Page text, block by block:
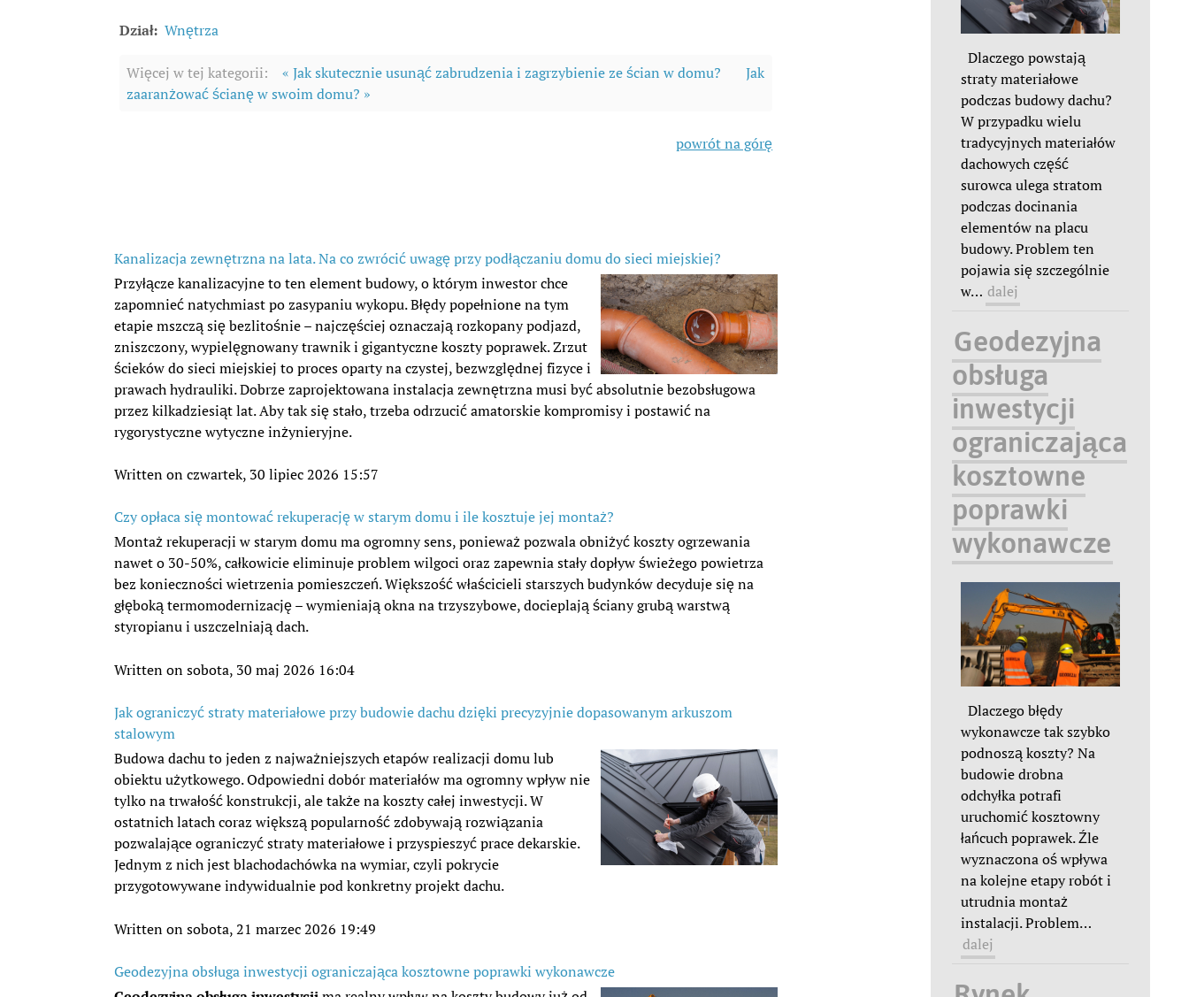
Dział: Wnętrza
Więcej w tej kategorii: « Jak skutecznie usunąć zabrudzenia i zagrzybienie ze ścian w domu?
Jak
zaaranżować ścianę w swoim domu? »
powrót na górę
Kanalizacja zewnętrzna na lata. Na co zwrócić uwagę przy podłączaniu domu do sieci miejskiej?
Przyłącze kanalizacyjne to ten element budowy, o którym inwestor chce
zapomnieć natychmiast po zasypaniu wykopu. Błędy popełnione na tym
etapie mszczą się bezlitośnie – najczęściej oznaczają rozkopany podjazd,
zniszczony, wypielęgnowany trawnik i gigantyczne koszty poprawek. Zrzut
ścieków do sieci miejskiej to proces oparty na czystej, bezwzględnej fizyce i
prawach hydrauliki. Dobrze zaprojektowana instalacja zewnętrzna musi być absolutnie bezobsługowa
przez kilkadziesiąt lat. Aby tak się stało, trzeba odrzucić amatorskie kompromisy i postawić na
rygorystyczne wytyczne inżynieryjne.
Written on czwartek, 30 lipiec 2026 15:57
Czy opłaca się montować rekuperację w starym domu i ile kosztuje jej montaż?
Montaż rekuperacji w starym domu ma ogromny sens, ponieważ pozwala obniżyć koszty ogrzewania
nawet o 30-50%, całkowicie eliminuje problem wilgoci oraz zapewnia stały dopływ świeżego powietrza
bez konieczności wietrzenia pomieszczeń. Większość właścicieli starszych budynków decyduje się na
głęboką termomodernizację – wymieniają okna na trzyszybowe, docieplają ściany grubą warstwą
styropianu i uszczelniają dach.
Written on sobota, 30 maj 2026 16:04
Jak ograniczyć straty materiałowe przy budowie dachu dzięki precyzyjnie dopasowanym arkuszom
stalowym
Budowa dachu to jeden z najważniejszych etapów realizacji domu lub
obiektu użytkowego. Odpowiedni dobór materiałów ma ogromny wpływ nie
tylko na trwałość konstrukcji, ale także na koszty całej inwestycji. W
ostatnich latach coraz większą popularność zdobywają rozwiązania
pozwalające ograniczyć straty materiałowe i przyspieszyć prace dekarskie.
Jednym z nich jest blachodachówka na wymiar, czyli pokrycie
przygotowywane indywidualnie pod konkretny projekt dachu.
Written on sobota, 21 marzec 2026 19:49
Geodezyjna obsługa inwestycji ograniczająca kosztowne poprawki wykonawcze
Dlaczego powstają
straty materiałowe
podczas budowy dachu?
W przypadku wielu
tradycyjnych materiałów
dachowych część
surowca ulega stratom
podczas docinania
elementów na placu
budowy. Problem ten
pojawia się szczególnie
w… dalej
Geodezyjna
obsługa
inwestycji
ograniczająca
kosztowne
poprawki
wykonawcze
Dlaczego błędy
wykonawcze tak szybko
podnoszą koszty? Na
budowie drobna
odchyłka potrafi
uruchomić kosztowny
łańcuch poprawek. Źle
wyznaczona oś wpływa
na kolejne etapy robót i
utrudnia montaż
instalacji. Problem…
dalej